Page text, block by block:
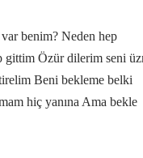
benim? Neden hep
Özür dilerim seni
Beni bekleme belki
hiç yanına Ama bekle